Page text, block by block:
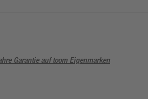
Garantie auf toom Eigenmarken